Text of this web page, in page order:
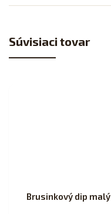
Súvisiaci tovar
Brusinkový dip malý